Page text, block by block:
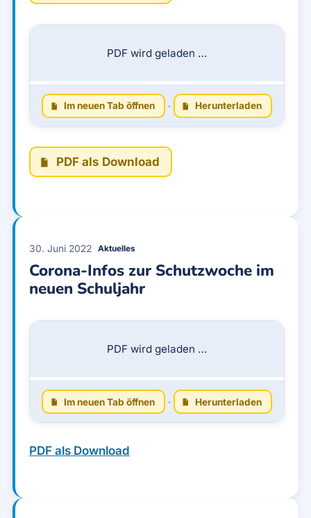
PDF wird geladen …
Im neuen Tab öffnen · Herunterladen
PDF als Download
30. Juni 2022 Aktuelles
Corona-Infos zur Schutzwoche im
neuen Schuljahr
PDF wird geladen …
Im neuen Tab öffnen · Herunterladen
PDF als Download